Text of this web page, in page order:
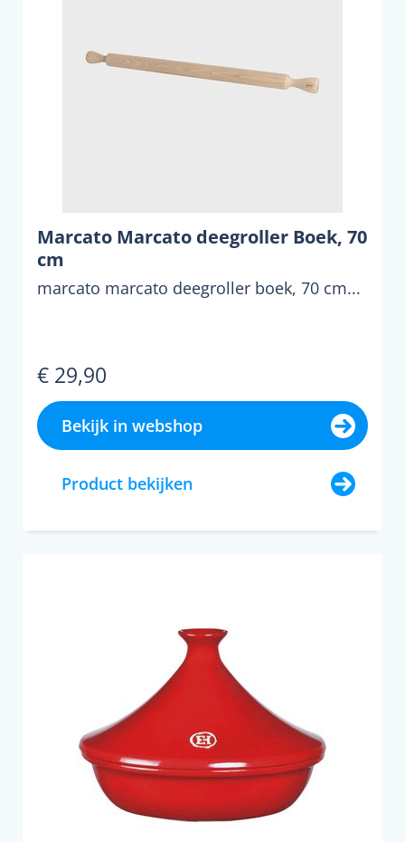
Marcato Marcato deegroller Boek, 70
cm
marcato marcato deegroller boek, 70 cm...
€ 29,90
Bekijk in webshop
Product bekijken